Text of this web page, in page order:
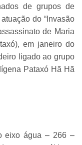
de grupos de
do “Invasão
de Maria
em janeiro do
ligado ao grupo
Pataxó Hã Hã
eixo água – 266 –